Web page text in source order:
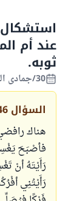
عند أم
ثوبه.
30/جمادى الثانية/1445 الموافق 12/يناير/2024
السؤال
هناك
فأصْبَحَ
رَأَيْتَهُ أنْ
رَأَيْتُنِي